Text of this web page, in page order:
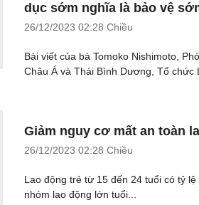
dục sớm nghĩa là bảo vệ
26/12/2023 02:28 Chiều
Bài viết của bà Tomoko Nishimoto,
Châu Á và Thái Bình Dương, Tổ chức
Giảm nguy cơ mất an toàn
26/12/2023 02:28 Chiều
Lao động trẻ từ 15 đến 24 tuổi có tỷ
nhóm lao động lớn tuổi...